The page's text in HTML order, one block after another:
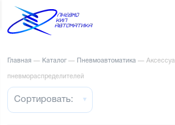
Главная — Каталог — Пневмоавтоматика —
пневмораспределителей
Сортировать: